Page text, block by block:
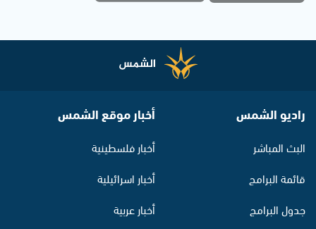
راديو الشمس
البث المباشر
قائمة البرامج
جدول البرامج
أخبار موقع الشمس
أخبار فلسطينية
أخبار اسرائيلية
أخبار عربية